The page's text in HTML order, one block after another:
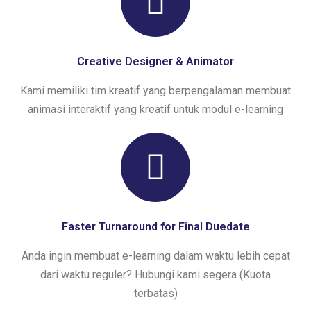
Creative Designer & Animator
Kami memiliki tim kreatif yang berpengalaman membuat
animasi interaktif yang kreatif untuk modul e-learning
Faster Turnaround for Final Duedate
Anda ingin membuat e-learning dalam waktu lebih cepat
dari waktu reguler? Hubungi kami segera (Kuota
terbatas)